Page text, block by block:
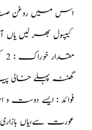
کیپسول بھر لیں یاں
گھنٹہ پہلے خالی
فوائد : ایسے
عورت سے،یاں